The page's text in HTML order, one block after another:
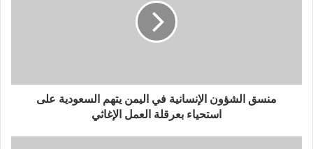
منسق الشؤون الإنسانية في اليمن يتهم السعودية على
استحياء بعرقلة العمل الإغاثي